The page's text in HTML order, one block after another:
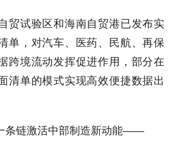
试验区和海南自贸港已发布实
单，对汽车、医药、民航、再保
跨境流动发挥促进作用，部分在
清单的模式实现高效便捷数据出
链激活中部制造新动能——